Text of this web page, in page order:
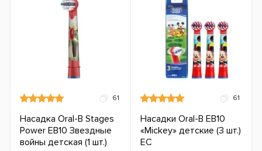
61
Насадка Oral-B Stages
Power EB10 Звездные
войны детская (1 шт.)
61
Насадки Oral-B EB10
«Mickey» детские (3 шт.)
ЕС